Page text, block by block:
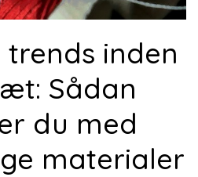
trends inden
Sådan
du med
materialer